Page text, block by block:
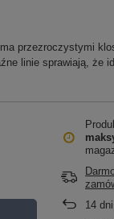
przezroczystymi
linie sprawiają, że
14